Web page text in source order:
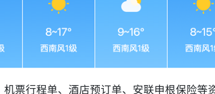
行程单、酒店预订单、安联申根保险等